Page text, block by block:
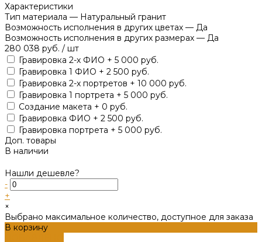
Характеристики
Тип материала — Натуральный гранит
Возможность исполнения в других цветах — Да
Возможность исполнения в других размерах — Да
280 038 руб. / шт
Гравировка 2-х ФИО + 5 000 руб.
Гравировка 1 ФИО + 2 500 руб.
Гравировка 2-х портретов + 10 000 руб.
Гравировка 1 портрета + 5 000 руб.
Создание макета + 0 руб.
Гравировка ФИО + 2 500 руб.
Гравировка портрета + 5 000 руб.
Доп. товары
В наличии
Нашли дешевле?
-
+
×
Выбрано максимальное количество, доступное для заказа
В корзину